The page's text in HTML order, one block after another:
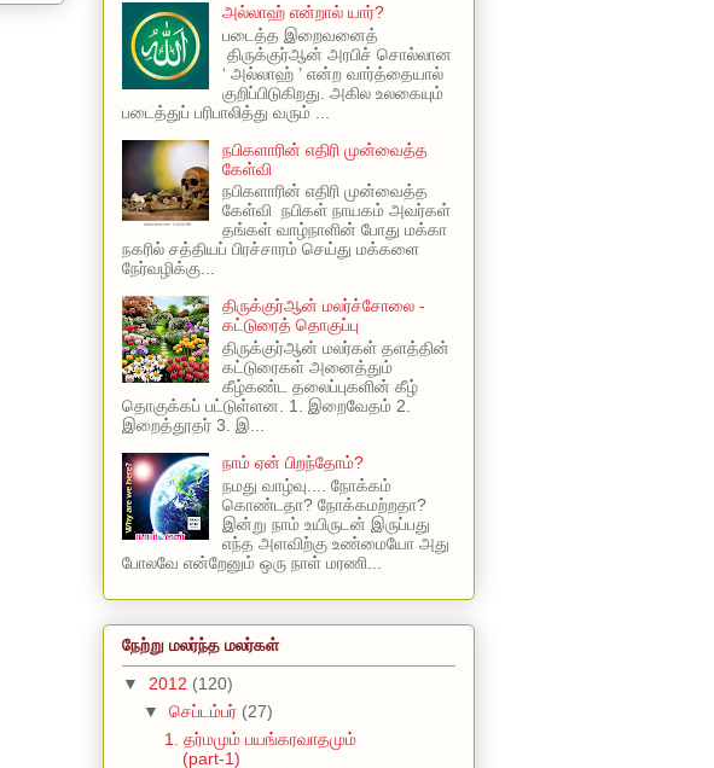
அல்லாஹ் என்றால் யார்?
படைத்த இறைவனைத்
திருக்குர்ஆன் அரபிச் சொல்லான
‘ அல்லாஹ் ’ என்ற வார்த்தையால்
குறிப்பிடுகிறது. அகில உலகையும்
படைத்துப் பரிபாலித்து வரும் ...
நபிகளாரின் எதிரி முன்வைத்த
கேள்வி
நபிகளாரின் எதிரி முன்வைத்த
கேள்வி நபிகள் நாயகம் அவர்கள்
தங்கள் வாழ்நாளின் போது மக்கா
நகரில் சத்தியப் பிரச்சாரம் செய்து மக்களை
நேர்வழிக்கு...
திருக்குர்ஆன் மலர்ச்சோலை -
கட்டுரைத் தொகுப்பு
திருக்குர்ஆன் மலர்கள் தளத்தின்
கட்டுரைகள் அனைத்தும்
கீழ்கண்ட தலைப்புகளின் கீழ்
தொகுக்கப் பட்டுள்ளன. 1. இறைவேதம் 2.
இறைத்தூதர் 3. இ...
நாம் ஏன் பிறந்தோம்?
நமது வாழ்வு.... நோக்கம்
கொண்டதா? நோக்கமற்றதா?
இன்று நாம் உயிருடன் இருப்பது
எந்த அளவிற்கு உண்மையோ அது
போலவே என்றேனும் ஒரு நாள் மரணி...
நேற்று மலர்ந்த மலர்கள்
▼ 2012 (120)
▼ செப்டம்பர் (27)
1. தர்மமும் பயங்கரவாதமும்
(part-1)